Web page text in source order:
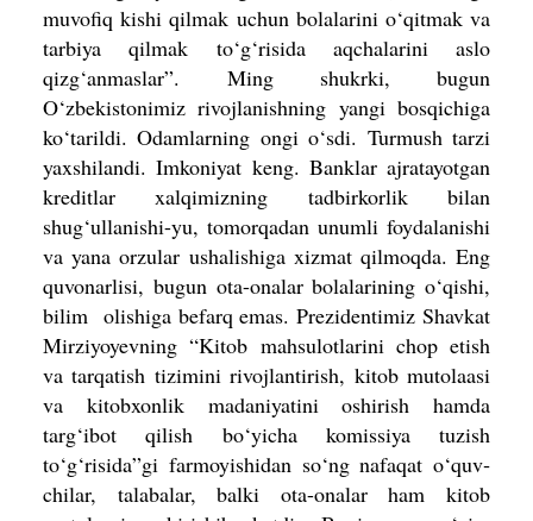
muvofiq kishi qilmak uchun bolalarini o‘qitmak va
tarbiya qilmak to‘g‘risida aqchalarini aslo
qizg‘anmaslar”. Ming shukrki, bugun
O‘zbekistonimiz rivojlanishning yangi bosqichiga
ko‘tarildi. Odamlarning ongi o‘sdi. Turmush tarzi
yaxshilandi. Imkoniyat keng. Banklar ajratayotgan
kreditlar xalqimizning tadbirkorlik bilan
shug‘ullanishi-yu, tomorqadan unumli foydalanishi
va yana orzular usha­lishiga xizmat qilmoqda. Eng
quvonarlisi, bugun ota-onalar bolalarining o‘qishi,
bilim olishiga befarq emas. Prezidentimiz Shavkat
Mirziyoyevning “Kitob mahsulotlarini chop etish
va tarqatish tizimini rivoj­lantirish, kitob mutolaasi
va kitobxonlik madaniyatini oshirish hamda
targ‘ibot qilish bo‘yicha komissiya tuzish
to‘g‘risida”gi farmoyishidan so‘ng nafaqat o‘quv­
chilar, talabalar, balki ota-onalar ham kitob